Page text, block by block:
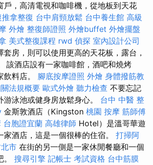
戶，高清電視和咖啡機，從地板到天花
拿整復 台中肩頸放鬆 台中養生館 高級
外燴 整復師證照 外燴buffet 外燴擺盤
美式整復課程 rwd 偵探 室內設計公司
房，則可以使用更高的天花板，露台，
該酒店設有一家咖啡館，酒吧和燒烤
飲料店。 腳底按摩證照 外燴 身體撥筋教
法規概要 歐式外燴 聽力檢查 不要忘記
泳池或健身房放鬆身心。 台中 中醫 整
金斯敦酒店（Kingston 桃園 按摩 筋師傅
台胞證宜蘭 高雄律師 Hotel）是溫哥華遊
家酒店，這是一個很棒的住宿。 打掃阿
市 在街的另一側是一家休閒餐廳和一個
。 搜尋引擎 記帳士 考試資格 台中筋膜